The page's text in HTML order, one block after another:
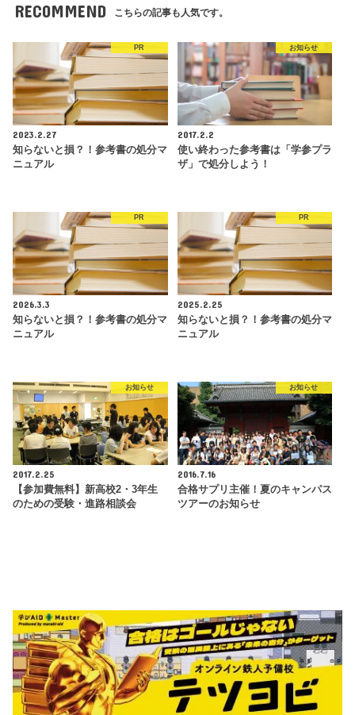
RECOMMEND こちらの記事も人気です。
PR
2023.2.27
知らないと損？！参考書の処分マ
ニュアル
お知らせ
2017.2.2
使い終わった参考書は「学参プラ
ザ」で処分しよう！
PR
2026.3.3
知らないと損？！参考書の処分マ
ニュアル
PR
2025.2.25
知らないと損？！参考書の処分マ
ニュアル
お知らせ
2017.2.25
【参加費無料】新高校2・3年生
のための受験・進路相談会
お知らせ
2016.7.16
合格サプリ主催！夏のキャンパス
ツアーのお知らせ